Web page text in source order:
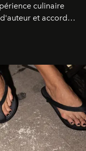
culinaire
et accords
sensoriel.